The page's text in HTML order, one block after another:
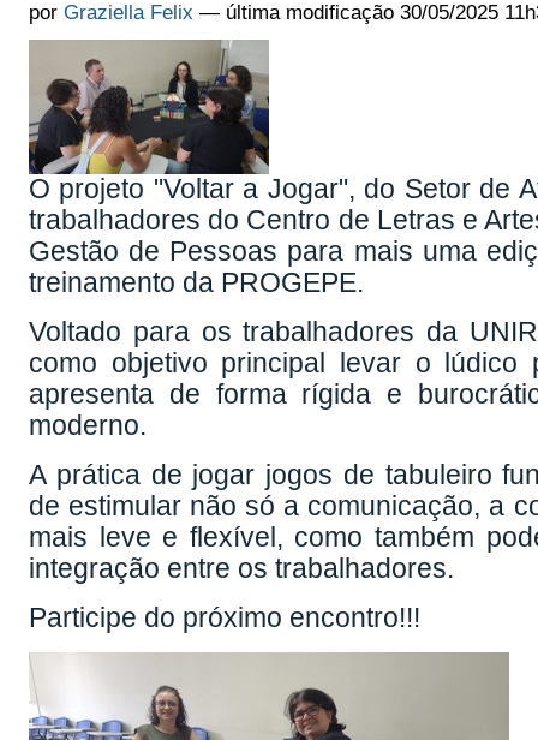
porGraziella Felix — última modificação 30/05/2025
O projeto "Voltar a Jogar", do Setor de
trabalhadores do Centro de Letras e
Gestão de Pessoas para mais uma
treinamento da PROGEPE.
Voltado para os trabalhadores da
como objetivo principal levar o
apresenta de forma rígida e
moderno.
A prática de jogar jogos de tabuleiro
de estimular não só a comunicação, a
mais leve e flexível, como também
integração entre os trabalhadores.
Participe do próximo encontro!!!